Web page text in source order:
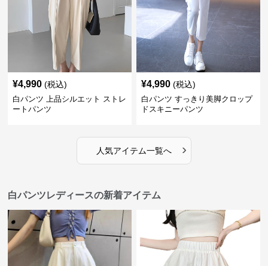
¥4,990 (税込)
白パンツ 上品シルエット ストレ
ートパンツ
¥4,990 (税込)
白パンツ すっきり美脚クロップ
ドスキニーパンツ
人気アイテム一覧へ ›
白パンツレディースの新着アイテム